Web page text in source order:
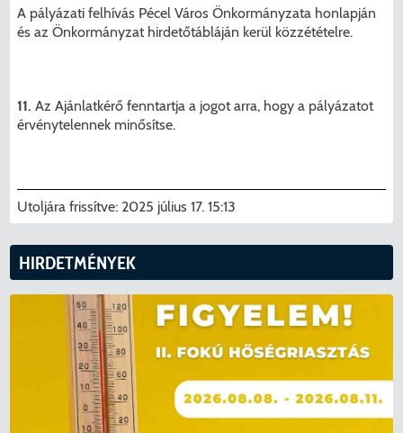
A pályázati felhívás Pécel Város Önkormányzata honlapján
és az Önkormányzat hirdetőtábláján kerül közzétételre.
11. Az Ajánlatkérő fenntartja a jogot arra, hogy a pályázatot
érvénytelennek minősítse.
Utoljára frissítve: 2025 július 17. 15:13
HIRDETMÉNYEK
KERESÉS